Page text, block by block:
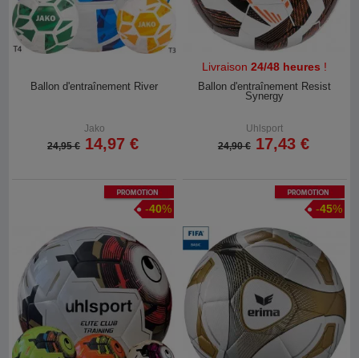
Ballon d'entraînement River
Jako
24,95 € 14,97 €
Livraison24/48 heures !
Ballon d'entraînement Resist
Synergy
Uhlsport
24,90 € 17,43 €
Promotion
-40%
Promotion
-45%